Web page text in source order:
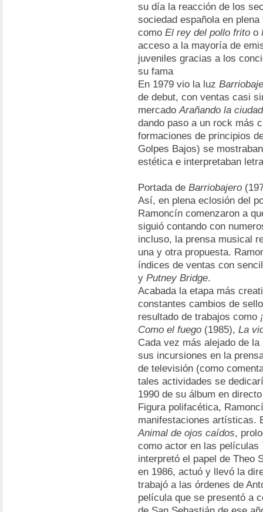
su día la reacción de los
sociedad española en
como El rey del pollo frito o
acceso a la mayoría de
juveniles gracias a los
su fama
En 1979 vio la luz
de debut, con ventas casi
mercadoArañando la ciudad
dando paso a un rock más
formaciones de principios
Golpes Bajos) se
estética e interpretaban
Portada de Barriobajero
Así, en plena eclosión del
Ramoncín comenzaron a
siguió contando con
incluso, la prensa musical
una y otra propuesta.
índices de ventas con
y Putney Bridge.
Acabada la etapa más
constantes cambios de
resultado de trabajos como
Como el fuego (1985), La
Cada vez más alejado de
sus incursiones en la
de televisión (como
tales actividades se
1990 de su álbum en
Figura polifacética,
manifestaciones artísticas.
Animal de ojos caídos,
como actor en las películas
interpretó el papel de Theo
en 1986, actuó y llevó la
trabajó a las órdenes de
película que se presentó a